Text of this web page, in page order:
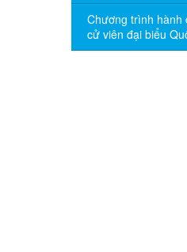
Chương trình hành
cử viên đại biểu